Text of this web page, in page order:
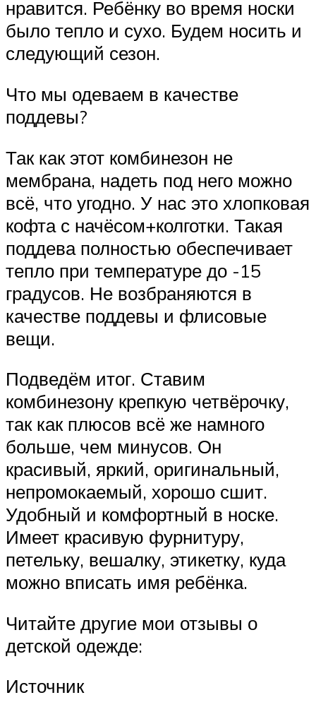
нравится. Ребёнку во время носки
было тепло и сухо. Будем носить и
следующий сезон.
Что мы одеваем в качестве
поддевы?
Так как этот комбинезон не
мембрана, надеть под него можно
всё, что угодно. У нас это хлопковая
кофта с начёсом+колготки. Такая
поддева полностью обеспечивает
тепло при температуре до -15
градусов. Не возбраняются в
качестве поддевы и флисовые
вещи.
Подведём итог. Ставим
комбинезону крепкую четвёрочку,
так как плюсов всё же намного
больше, чем минусов. Он
красивый, яркий, оригинальный,
непромокаемый, хорошо сшит.
Удобный и комфортный в носке.
Имеет красивую фурнитуру,
петельку, вешалку, этикетку, куда
можно вписать имя ребёнка.
Читайте другие мои отзывы о
детской одежде:
Источник